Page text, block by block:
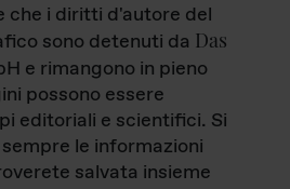
che i diritti d'autore del
sono detenuti da Das
e rimangono in pieno
possono essere
editoriali e scientifici. Si
le informazioni
salvata insieme